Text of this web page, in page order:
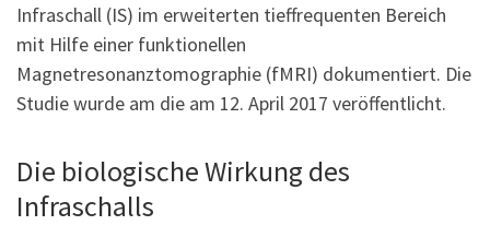
Infraschall (IS) im erweiterten tieffrequenten Bereich
mit Hilfe einer funktionellen
Magnetresonanztomographie (fMRI) dokumentiert. Die
Studie wurde am die am 12. April 2017 veröffentlicht.
Die biologische Wirkung des
Infraschalls